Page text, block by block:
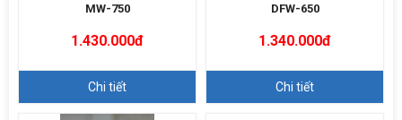
MW-750
1.430.000đ
Chi tiết
DFW-650
1.340.000đ
Chi tiết